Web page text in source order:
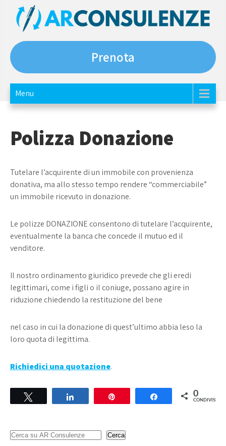
content
AR Consulenze
Prenota
Menu
Polizza Donazione
Tutelare l’acquirente di un immobile con provenienza
donativa, ma allo stesso tempo rendere “commerciabile”
un immobile ricevuto in donazione.
Le polizze DONAZIONE consentono di tutelare l’acquirente,
eventualmente la banca che concede il mutuo ed il
venditore.
Il nostro ordinamento giuridico prevede che gli eredi
legittimari, come i figli o il coniuge, possano agire in
riduzione chiedendo la restituzione del bene
nel caso in cui la donazione di quest’ultimo abbia leso la
loro quota di legittima.
Richiedici una quotazione.
Share 0
CONDIVISIONI
Cerca Cerca